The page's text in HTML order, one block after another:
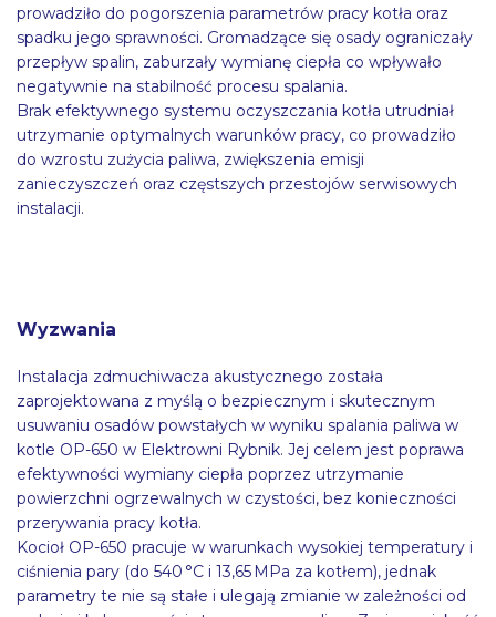
prowadziło do pogorszenia parametrów pracy kotła oraz
spadku jego sprawności. Gromadzące się osady ograniczały
przepływ spalin, zaburzały wymianę ciepła co wpływało
negatywnie na stabilność procesu spalania.
Brak efektywnego systemu oczyszczania kotła utrudniał
utrzymanie optymalnych warunków pracy, co prowadziło
do wzrostu zużycia paliwa, zwiększenia emisji
zanieczyszczeń oraz częstszych przestojów serwisowych
instalacji.
Wyzwania
Instalacja zdmuchiwacza akustycznego została
zaprojektowana z myślą o bezpiecznym i skutecznym
usuwaniu osadów powstałych w wyniku spalania paliwa w
kotle OP-650 w Elektrowni Rybnik. Jej celem jest poprawa
efektywności wymiany ciepła poprzez utrzymanie
powierzchni ogrzewalnych w czystości, bez konieczności
przerywania pracy kotła.
Kocioł OP-650 pracuje w warunkach wysokiej temperatury i
ciśnienia pary (do 540 °C i 13,65 MPa za kotłem), jednak
parametry te nie są stałe i ulegają zmianie w zależności od